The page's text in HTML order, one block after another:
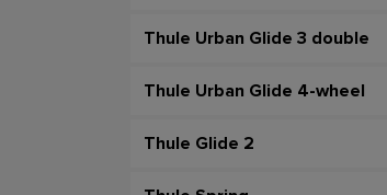
Thule Urban Glide 3 double
Thule Urban Glide 4-wheel
Thule Glide 2